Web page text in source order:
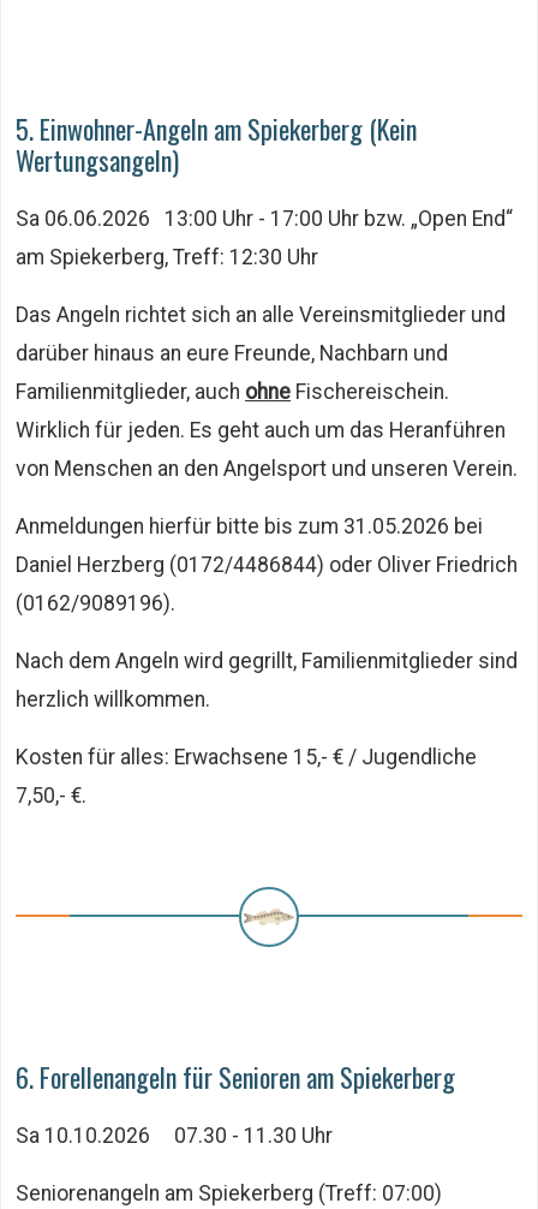
5. Einwohner-Angeln am Spiekerberg (Kein
Wertungsangeln)
Sa 06.06.2026 13:00 Uhr - 17:00 Uhr bzw. „Open End“
am Spiekerberg, Treff: 12:30 Uhr
Das Angeln richtet sich an alle Vereinsmitglieder und
darüber hinaus an eure Freunde, Nachbarn und
Familienmitglieder, auch ohne Fischereischein.
Wirklich für jeden. Es geht auch um das Heranführen
von Menschen an den Angelsport und unseren Verein.
Anmeldungen hierfür bitte bis zum 31.05.2026 bei
Daniel Herzberg (0172/4486844) oder Oliver Friedrich
(0162/9089196).
Nach dem Angeln wird gegrillt, Familienmitglieder sind
herzlich willkommen.
Kosten für alles: Erwachsene 15,- € / Jugendliche
7,50,- €.
6. Forellenangeln für Senioren am Spiekerberg
Sa 10.10.2026 07.30 - 11.30 Uhr
Seniorenangeln am Spiekerberg (Treff: 07:00)